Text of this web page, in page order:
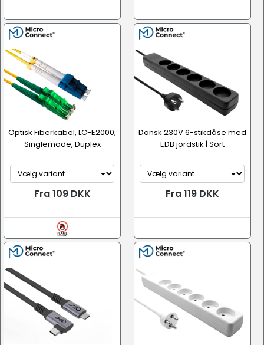
Optisk Fiberkabel, LC-E2000,
Singlemode, Duplex
Fra 109 DKK
Dansk 230V 6-stikdåse med
EDB jordstik | Sort
Fra 119 DKK